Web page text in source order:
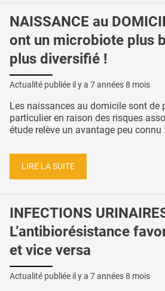
NAISSANCE au
ont un microbiote plus
plus diversifié !
Actualité publiée il y a 7 années 8 mois
Les naissances au domicile sont de
particulier en raison des risques
étude relève un avantage peu connu
LIRE LA SUITE
INFECTIONS
L’antibiorésistance
et vice versa
Actualité publiée il y a 7 années 8 mois